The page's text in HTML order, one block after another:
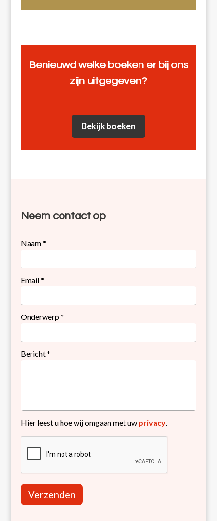
Benieuwd welke boeken er bij ons
zijn uitgegeven?
Bekijk boeken
Neem contact op
Contact
Naam*
Email*
Onderwerp*
Bericht*
Hier leest u hoe wij omgaan met uw privacy.
Verzenden